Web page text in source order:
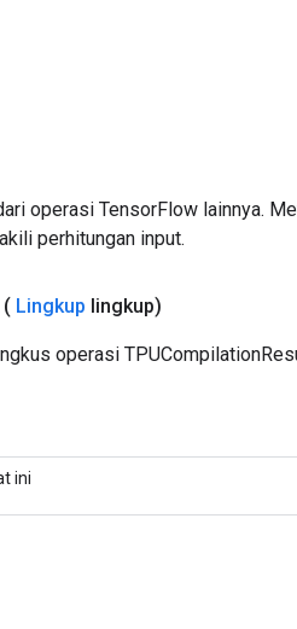
operasi TensorFlow lainnya.
perhitungan input.
( Lingkup lingkup)
operasi
ini